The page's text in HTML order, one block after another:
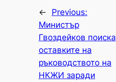
←
Previous:
Министър
Гвоздейков поиска
оставките на
ръководството на
НКЖИ заради